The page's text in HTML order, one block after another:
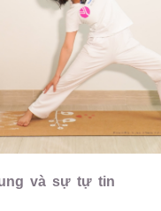
và sự tự tin